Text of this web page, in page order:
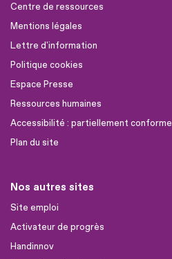
Centre de ressources
Mentions légales
Lettre d'information
Politique cookies
Espace Presse
Ressources humaines
Accessibilité : partiellement conforme
Plan du site
Nos autres sites
Site emploi
Activateur de progrès
Handinnov